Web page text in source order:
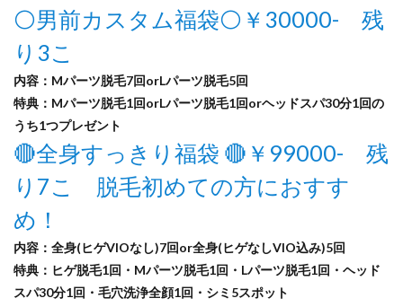
⚪️男前カスタム福袋⚪️￥30000- 残
り3こ
️内容：Mパーツ脱毛7回orLパーツ脱毛5回
特典：Mパーツ脱毛1回orLパーツ脱毛1回orヘッドスパ30分1回の
うち1つプレゼント
🔴全身すっきり福袋 🔴￥99000- 残
り7こ 脱毛初めての方におすす
め！
️内容：全身(ヒゲVIOなし)7回or全身(ヒゲなしVIO込み)5回
特典：ヒゲ脱毛1回・Mパーツ脱毛1回・Lパーツ脱毛1回・ヘッド
スパ30分1回・毛穴洗浄全顔1回・シミ5スポット